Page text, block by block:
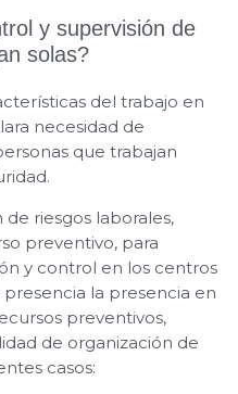
y supervisión de
solas?
del trabajo en
necesidad de
que trabajan
riesgos laborales,
preventivo, para
y control en los centros
presencia la presencia en
preventivos,
de organización de
casos: